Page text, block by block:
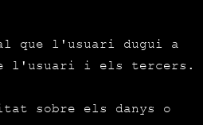
que l'usuari dugui a
l'usuari i els tercers.
sobre els danys o